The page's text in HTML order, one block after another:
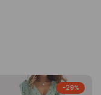
-29%